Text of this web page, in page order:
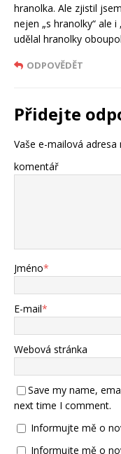
hranolka. Ale zjistil
nejen „s hranolky“ ale
udělal hranolky
ODPOVĚDĚT
Přidejte
Vaše e-mailová adresa
komentář
Jméno*
E-mail*
Webová stránka
Save my name,
next time I comment.
Informujte mě o
Informujte mě o